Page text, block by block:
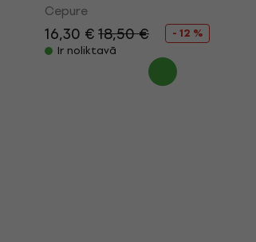
Cepure
16,30 €18,50 €
- 12 %
Ir noliktavā